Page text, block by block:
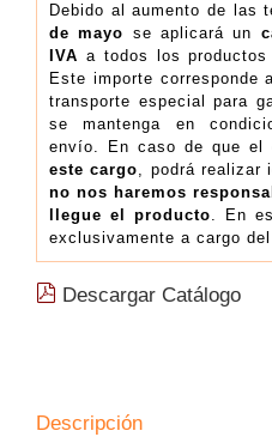
cantidad
Debido al aumento de las
de mayo se aplicará un
IVA a todos los productos
Este importe corresponde
transporte especial para
se mantenga en
envío. En caso de que el
este cargo, podrá realizar
no nos haremos
llegue el producto. En
exclusivamente a cargo
Descargar Catálogo
Descripción